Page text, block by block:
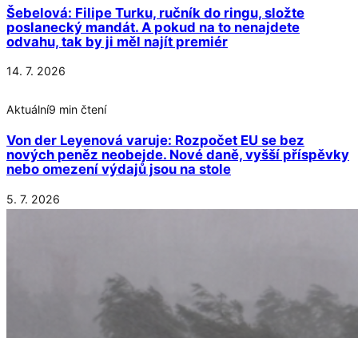
Šebelová: Filipe Turku, ručník do ringu, složte
poslanecký mandát. A pokud na to nenajdete
odvahu, tak by ji měl najít premiér
14. 7. 2026
Aktuální9 min čtení
Von der Leyenová varuje: Rozpočet EU se bez
nových peněz neobejde. Nové daně, vyšší příspěvky
nebo omezení výdajů jsou na stole
5. 7. 2026